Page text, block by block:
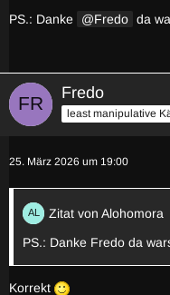
PS.: Danke Fredo da
Fredo
25. März 2026 um 19:00
Zitat von Alohomora
PS.: Danke Fredo da
Korrekt